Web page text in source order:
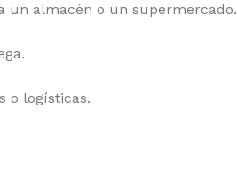
un almacén o un supermercado.
o logísticas.